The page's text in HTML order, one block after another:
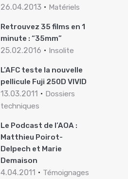
26.04.2013 Matériels
Retrouvez 35 films en 1
minute : “35mm”
25.02.2016 Insolite
L’AFC teste la nouvelle
pellicule Fuji 250D VIVID
13.03.2011
Dossiers
techniques
Le Podcast de l’AOA :
Matthieu Poirot-
Delpech et Marie
Demaison
4.04.2011 Témoignages